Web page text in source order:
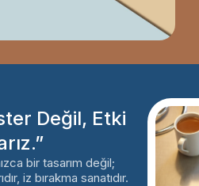
Değil, Etki
bir tasarım değil;
iz bırakma sanatıdır.